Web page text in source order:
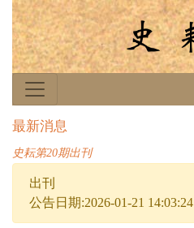
最新消息
史耘第20期出刊
出刊
公告日期:2026-01-21 14:03:24